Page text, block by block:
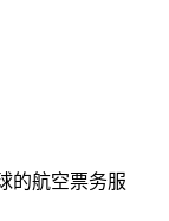
的航空票务服